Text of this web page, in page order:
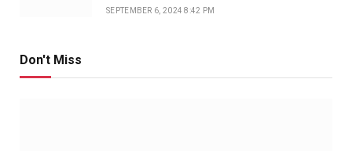
SEPTEMBER 6, 2024 8:42 PM
Don't Miss